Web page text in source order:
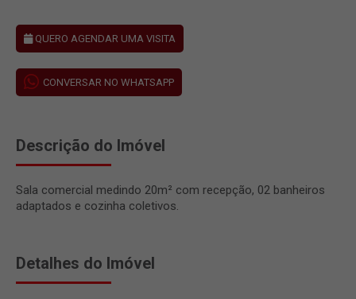
QUERO AGENDAR UMA VISITA
CONVERSAR NO WHATSAPP
Descrição do Imóvel
Sala comercial medindo 20m² com recepção, 02 banheiros
adaptados e cozinha coletivos.
Detalhes do Imóvel